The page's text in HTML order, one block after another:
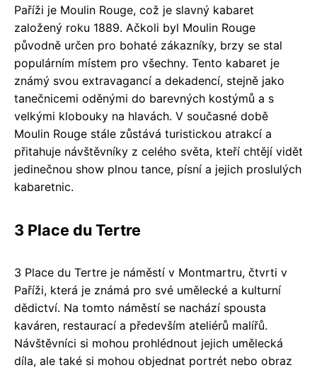
Paříži je Moulin Rouge, což je slavný kabaret
založený roku 1889. Ačkoli byl Moulin Rouge
původně určen pro bohaté zákazníky, brzy se stal
populárním místem pro všechny. Tento kabaret je
známý svou extravagancí a dekadencí, stejně jako
tanečnicemi oděnými do barevných kostýmů a s
velkými klobouky na hlavách. V současné době
Moulin Rouge stále zůstává turistickou atrakcí a
přitahuje návštěvníky z celého světa, kteří chtějí vidět
jedinečnou show plnou tance, písní a jejich proslulých
kabaretnic.
3 Place du Tertre
3 Place du Tertre je náměstí v Montmartru, čtvrti v
Paříži, která je známá pro své umělecké a kulturní
dědictví. Na tomto náměstí se nachází spousta
kaváren, restaurací a především ateliérů malířů.
Návštěvníci si mohou prohlédnout jejich umělecká
díla, ale také si mohou objednat portrét nebo obraz